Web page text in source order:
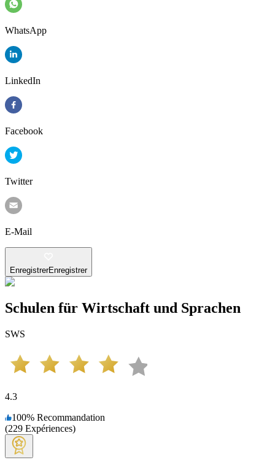
WhatsApp
LinkedIn
Facebook
Twitter
E-Mail
EnregistrerEnregistrer
Schulen für Wirtschaft und Sprachen
SWS
4.3
100% Recommandation
(229 Expériences)